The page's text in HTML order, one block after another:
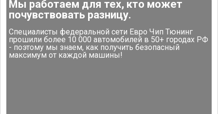
Мы работаем для тех, кто может
почувствовать разницу.
Специалисты федеральной сети Евро Чип Тюнинг
прошили более 10 000 автомобилей в 50+ городах РФ
- поэтому мы знаем, как получить безопасный
максимум от каждой машины!